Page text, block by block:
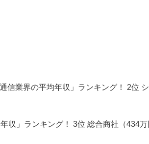
信業界の平均年収」ランキング！ 2位
収」ランキング！ 3位 総合商社（434